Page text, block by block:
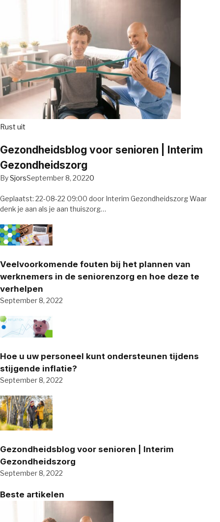
Rust uit
Gezondheidsblog voor senioren | Interim
Gezondheidszorg
BySjorsSeptember 8, 20220
Geplaatst: 22-08-22 09:00 door Interim Gezondheidszorg Waar
denk je aan als je aan thuiszorg…
Veelvoorkomende fouten bij het plannen van
werknemers in de seniorenzorg en hoe deze te
verhelpen
September 8, 2022
Hoe u uw personeel kunt ondersteunen tijdens
stijgende inflatie?
September 8, 2022
Gezondheidsblog voor senioren | Interim
Gezondheidszorg
September 8, 2022
Beste artikelen